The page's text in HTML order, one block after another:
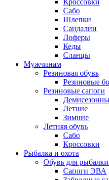
Кроссовки
Сабо
Шлепки
Сандалии
Лоферы
Кеды
Сланцы
Мужчинам
Резиновая обувь
Резиновые
Резиновые сапоги
Летние
Зимние
Летняя обувь
Сабо
Кроссовки
Рыбалка и охота
Обувь для
Сапоги ЭВА